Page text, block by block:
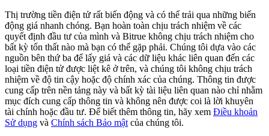
Khoản vay
Dịch vụ vay được hỗ trợ bằng tiền điện tử
Thị trường tiền điện tử rất biến động và có thể trải qua những biến
động giá nhanh chóng. Bạn hoàn toàn chịu trách nhiệm về các
quyết định đầu tư của mình và Bitrue không chịu trách nhiệm cho
bất kỳ tổn thất nào mà bạn có thể gặp phải. Chúng tôi dựa vào các
nguồn bên thứ ba để lấy giá và các dữ liệu khác liên quan đến các
loại tiền điện tử được liệt kê ở trên, và chúng tôi không chịu trách
nhiệm về độ tin cậy hoặc độ chính xác của chúng. Thông tin được
cung cấp trên nền tảng này và bất kỳ tài liệu liên quan nào chỉ nhằm
mục đích cung cấp thông tin và không nên được coi là lời khuyên
tài chính hoặc đầu tư. Để biết thêm thông tin, hãy xem Điều khoản
Sử dụng và Chính sách Bảo mật của chúng tôi.